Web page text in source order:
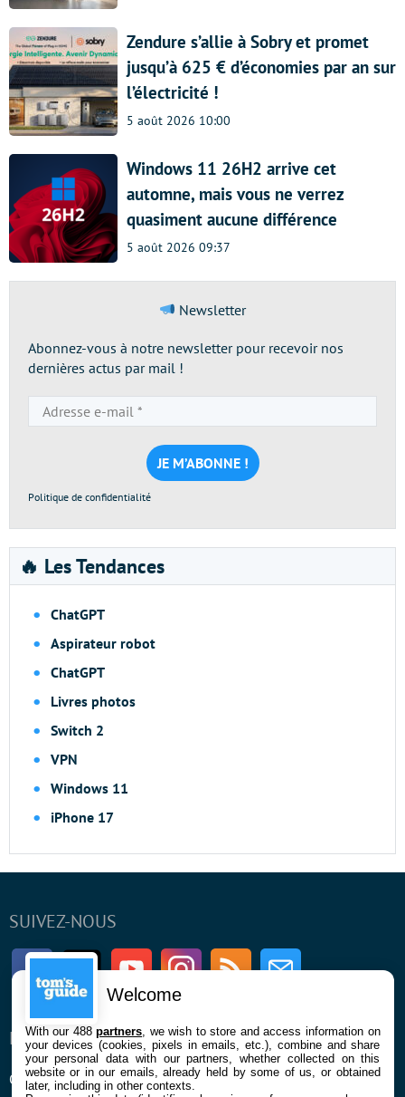
Zendure s’allie à Sobry et promet
jusqu’à 625 € d’économies par an sur
l’électricité !
5 août 2026 10:00
Windows 11 26H2 arrive cet
automne, mais vous ne verrez
quasiment aucune différence
5 août 2026 09:37
Newsletter
Abonnez-vous à notre newsletter pour recevoir nos
dernières actus par mail !
e-
mail
*
Politique de confidentialité
🔥 Les Tendances
ChatGPT
Aspirateur robot
ChatGPT
Livres photos
Switch 2
VPN
Windows 11
iPhone 17
SUIVEZ-NOUS
FacebookTwitter Youtube InstagramRSS Newsletter
ENTREPRISE
Qui sommes nous
À PROPOS
La rédaction
Welcome
With our 488partners , we wish to store and access information on
your devices (cookies, pixels in emails, etc.), combine and share
your personal data with our partners, whether collected on this
website or in our emails, already held by some of us, or obtained
later, including in other contexts.